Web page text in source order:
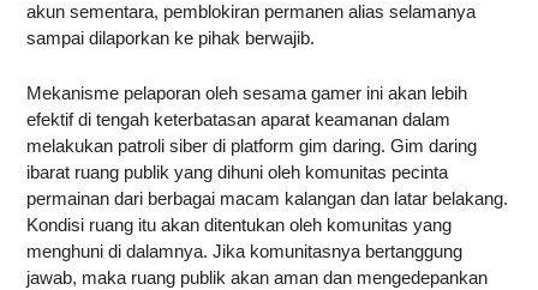
akun sementara, pemblokiran permanen alias selamanya
sampai dilaporkan ke pihak berwajib.
Mekanisme pelaporan oleh sesama gamer ini akan lebih
efektif di tengah keterbatasan aparat keamanan dalam
melakukan patroli siber di platform gim daring. Gim daring
ibarat ruang publik yang dihuni oleh komunitas pecinta
permainan dari berbagai macam kalangan dan latar belakang.
Kondisi ruang itu akan ditentukan oleh komunitas yang
menghuni di dalamnya. Jika komunitasnya bertanggung
jawab, maka ruang publik akan aman dan mengedepankan